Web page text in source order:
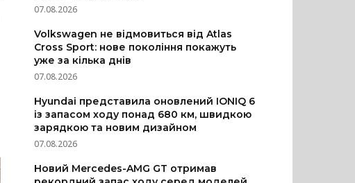
07.08.2026
Volkswagen не відмовиться від Atlas
Cross Sport: нове покоління покажуть
уже за кілька днів
07.08.2026
Hyundai представила оновлений IONIQ 6
із запасом ходу понад 680 км, швидкою
зарядкою та новим дизайном
07.08.2026
Новий Mercedes-AMG GT отримав